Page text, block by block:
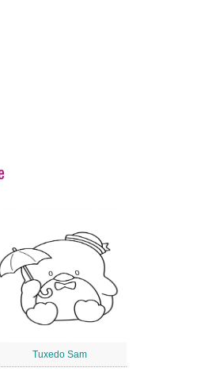
Tuxedo Sam